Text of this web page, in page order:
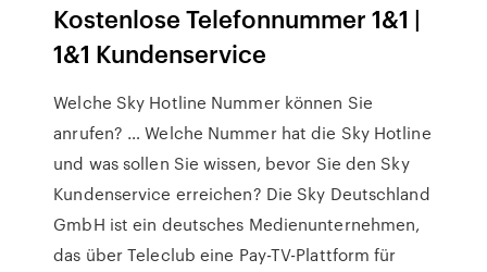
Kostenlose Telefonnummer 1&1 |
1&1 Kundenservice
Welche Sky Hotline Nummer können Sie
anrufen? … Welche Nummer hat die Sky Hotline
und was sollen Sie wissen, bevor Sie den Sky
Kundenservice erreichen? Die Sky Deutschland
GmbH ist ein deutsches Medienunternehmen,
das über Teleclub eine Pay-TV-Plattform für